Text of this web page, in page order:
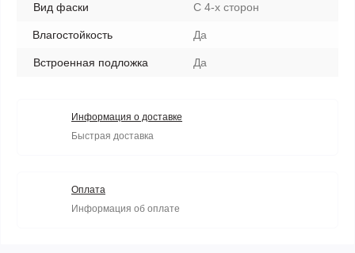
Вид фаски С 4-х сторон
Влагостойкость Да
Встроенная подложка Да
Информация о доставке
Быстрая доставка
Оплата
Информация об оплате